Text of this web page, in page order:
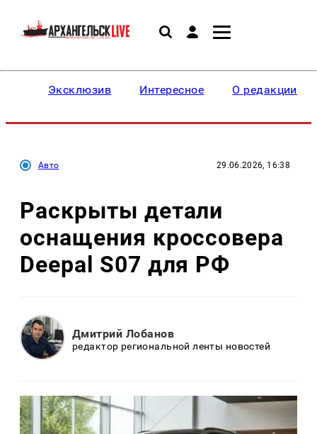
Эксклюзив Интересное О редакции
Авто 29.06.2026, 16:38
Раскрыты детали
оснащения кроссовера
Deepal S07 для РФ
Дмитрий Лобанов
редактор региональной ленты новостей